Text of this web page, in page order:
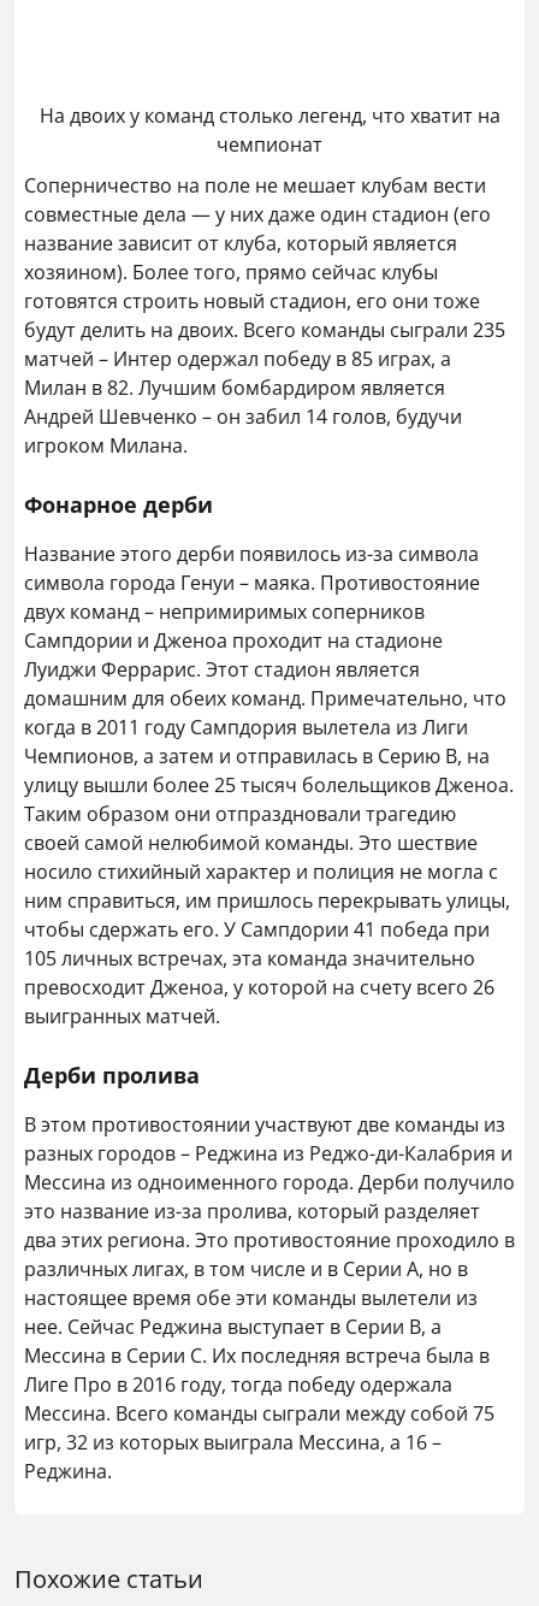
На двоих у команд столько легенд, что хватит на
чемпионат
Соперничество на поле не мешает клубам вести
совместные дела — у них даже один стадион (его
название зависит от клуба, который является
хозяином). Более того, прямо сейчас клубы
готовятся строить новый стадион, его они тоже
будут делить на двоих. Всего команды сыграли 235
матчей – Интер одержал победу в 85 играх, а
Милан в 82. Лучшим бомбардиром является
Андрей Шевченко – он забил 14 голов, будучи
игроком Милана.
Фонарное дерби
Название этого дерби появилось из-за символа
символа города Генуи – маяка. Противостояние
двух команд – непримиримых соперников
Сампдории и Дженоа проходит на стадионе
Луиджи Феррарис. Этот стадион является
домашним для обеих команд. Примечательно, что
когда в 2011 году Сампдория вылетела из Лиги
Чемпионов, а затем и отправилась в Серию В, на
улицу вышли более 25 тысяч болельщиков Дженоа.
Таким образом они отпраздновали трагедию
своей самой нелюбимой команды. Это шествие
носило стихийный характер и полиция не могла с
ним справиться, им пришлось перекрывать улицы,
чтобы сдержать его. У Сампдории 41 победа при
105 личных встречах, эта команда значительно
превосходит Дженоа, у которой на счету всего 26
выигранных матчей.
Дерби пролива
В этом противостоянии участвуют две команды из
разных городов – Реджина из Реджо-ди-Калабрия и
Мессина из одноименного города. Дерби получило
это название из-за пролива, который разделяет
два этих региона. Это противостояние проходило в
различных лигах, в том числе и в Серии А, но в
настоящее время обе эти команды вылетели из
нее. Сейчас Реджина выступает в Серии В, а
Мессина в Серии С. Их последняя встреча была в
Лиге Про в 2016 году, тогда победу одержала
Мессина. Всего команды сыграли между собой 75
игр, 32 из которых выиграла Мессина, а 16 –
Реджина.
Похожие статьи